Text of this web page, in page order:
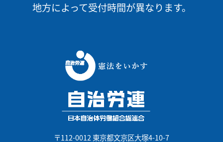
地方によって受付時間が異なります。
〒112-0012 東京都文京区大塚4-10-7